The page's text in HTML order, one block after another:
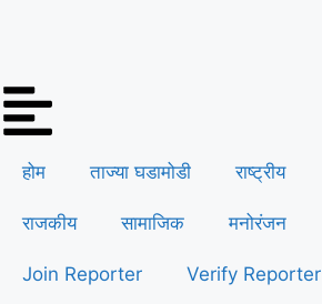
होम ताज्या घडामोडी राष्ट्रीय
राजकीय सामाजिक मनोरंजन
Join Reporter Verify Reporter